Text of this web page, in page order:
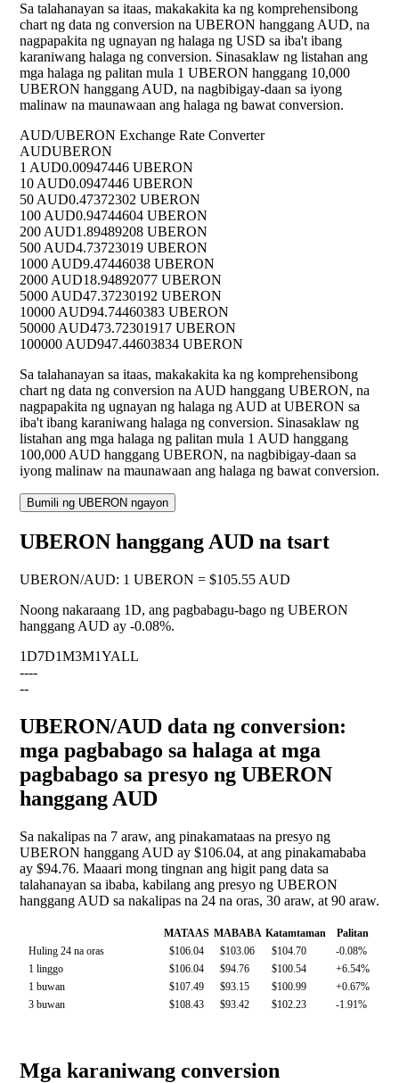
Sa talahanayan sa itaas, makakakita ka ng komprehensibong
chart ng data ng conversion na UBERON hanggang AUD, na
nagpapakita ng ugnayan ng halaga ng USD sa iba't ibang
karaniwang halaga ng conversion. Sinasaklaw ng listahan ang
mga halaga ng palitan mula 1 UBERON hanggang 10,000
UBERON hanggang AUD, na nagbibigay-daan sa iyong
malinaw na maunawaan ang halaga ng bawat conversion.
AUD/UBERON Exchange Rate Converter
AUDUBERON
1 AUD0.00947446 UBERON
10 AUD0.0947446 UBERON
50 AUD0.47372302 UBERON
100 AUD0.94744604 UBERON
200 AUD1.89489208 UBERON
500 AUD4.73723019 UBERON
1000 AUD9.47446038 UBERON
2000 AUD18.94892077 UBERON
5000 AUD47.37230192 UBERON
10000 AUD94.74460383 UBERON
50000 AUD473.72301917 UBERON
100000 AUD947.44603834 UBERON
Sa talahanayan sa itaas, makakakita ka ng komprehensibong
chart ng data ng conversion na AUD hanggang UBERON, na
nagpapakita ng ugnayan ng halaga ng AUD at UBERON sa
iba't ibang karaniwang halaga ng conversion. Sinasaklaw ng
listahan ang mga halaga ng palitan mula 1 AUD hanggang
100,000 AUD hanggang UBERON, na nagbibigay-daan sa
iyong malinaw na maunawaan ang halaga ng bawat conversion.
Bumili ng UBERON ngayon
UBERON hanggang AUD na tsart
UBERON/AUD: 1 UBERON = $105.55 AUD
Noong nakaraang 1D, ang pagbabagu-bago ng UBERON
hanggang AUD ay -0.08%.
1D7D1M3M1YALL
----
--
UBERON/AUD data ng conversion:
mga pagbabago sa halaga at mga
pagbabago sa presyo ng UBERON
hanggang AUD
Sa nakalipas na 7 araw, ang pinakamataas na presyo ng
UBERON hanggang AUD ay $106.04, at ang pinakamababa
ay $94.76. Maaari mong tingnan ang higit pang data sa
talahanayan sa ibaba, kabilang ang presyo ng UBERON
hanggang AUD sa nakalipas na 24 na oras, 30 araw, at 90 araw.
MATAAS MABABA Katamtaman
Palitan
Huling 24 na oras
$106.04 $103.06 $104.70
-0.08%
1 linggo
$106.04 $94.76 $100.54
+6.54%
1 buwan
$107.49 $93.15 $100.99
+0.67%
3 buwan
$108.43 $93.42 $102.23 -1.91%
Mga karaniwang conversion